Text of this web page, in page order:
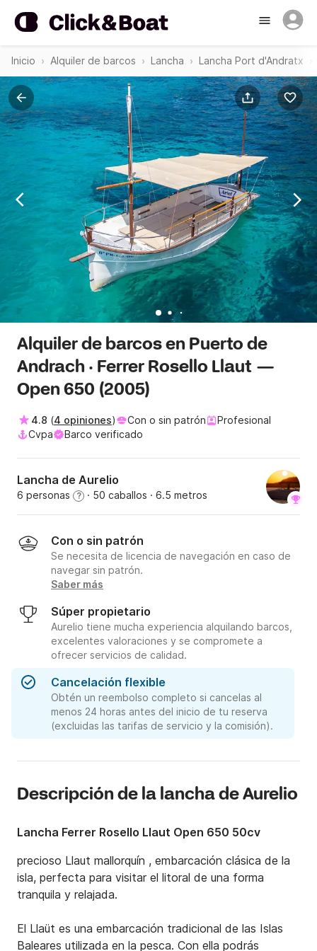
Inicio Alquiler de barcos Lancha Lancha Port d'Andratx
Alquiler de barcos en Puerto de
Andrach · Ferrer Rosello Llaut —
Open 650 (2005)
4.8 (4 opiniones) Con o sin patrón
Profesional
Cvpa
Barco verificado
Lancha de Aurelio
6 personas ? · 50 caballos · 6.5 metros
Con o sin patrón
Se necesita de licencia de navegación en caso de
navegar sin patrón.
Saber más
Súper propietario
Aurelio tiene mucha experiencia alquilando barcos,
excelentes valoraciones y se compromete a
ofrecer servicios de calidad.
Cancelación flexible
Obtén un reembolso completo si cancelas al
menos 24 horas antes del inicio de tu reserva
(excluidas las tarifas de servicio y la comisión).
Descripción de la lancha de Aurelio
Lancha Ferrer Rosello Llaut Open 650 50cv
precioso Llaut mallorquín , embarcación clásica de la
isla, perfecta para visitar el litoral de una forma
tranquila y relajada.
El Llaüt es una embarcación tradicional de las Islas
Baleares utilizada en la pesca. Con ella podrás